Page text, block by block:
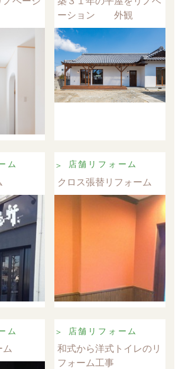
ーション 外観
ム 店舗リフォーム
クロス張替リフォーム
ム 店舗リフォーム
和式から洋式トイレのリ
フォーム工事